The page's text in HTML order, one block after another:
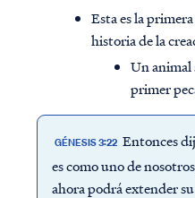
Esta es la
historia de la
Un animal
primer
GÉNESIS 3:22 Entonces
es como uno de
ahora podrá extender